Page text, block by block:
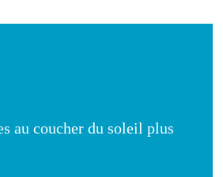
au coucher du soleil plus